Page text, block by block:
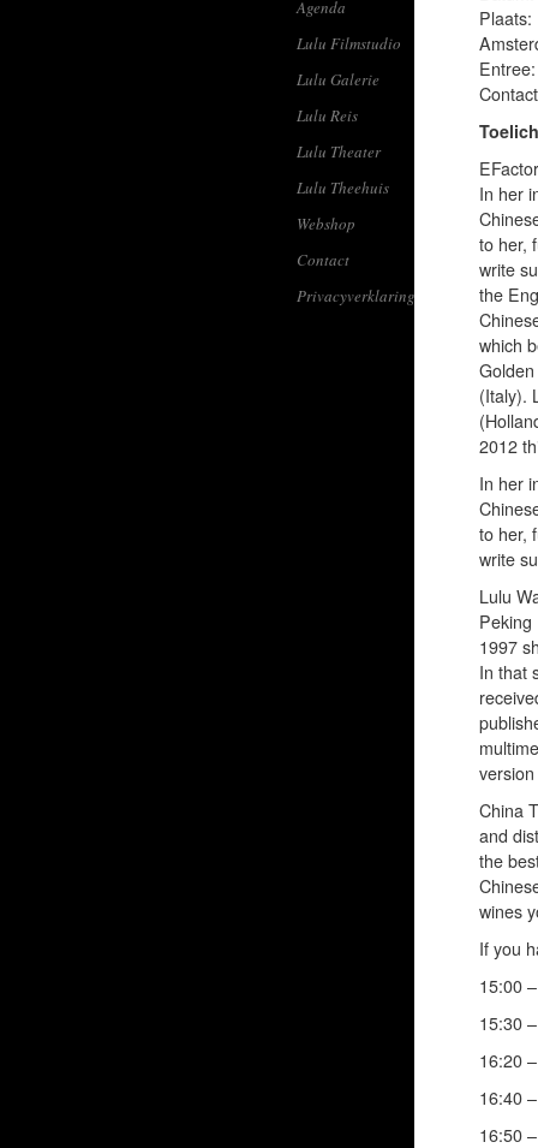
Agenda
Lulu Filmstudio
Lulu Galerie
Lulu Reis
Lulu Theater
Lulu Theehuis
Webshop
Contact
Privacyverklaring
Plaats:
In her
to her,
write
the
which
(Italy).
2012
In her
to her,
write
Lulu
Peking
1997
In that
version
China
and
the
wines
If you
15:00
15:30
16:20
16:40
16:50